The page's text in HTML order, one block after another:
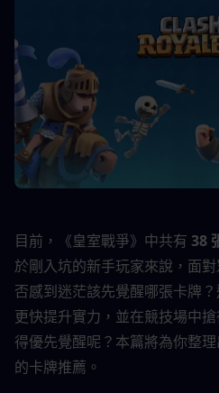
目前，《皇室戰爭》中共有 38
於剛入坑的新手玩家來說，面
否感到迷茫該先覺醒哪張卡牌
更快提升實力，並在競技場中
得優先覺醒呢？本篇將為你整
的卡牌推薦。